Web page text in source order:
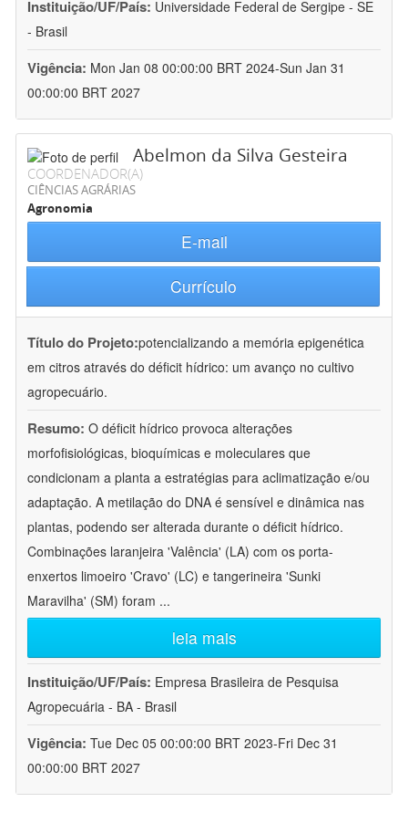
Instituição/UF/País: Universidade Federal de Sergipe - SE
- Brasil
Vigência: Mon Jan 08 00:00:00 BRT 2024-Sun Jan 31
00:00:00 BRT 2027
Abelmon da Silva Gesteira
COORDENADOR(A)
CIÊNCIAS AGRÁRIAS
Agronomia
E-mail
Currículo
Título do Projeto:potencializando a memória epigenética
em citros através do déficit hídrico: um avanço no cultivo
agropecuário.
Resumo: O déficit hídrico provoca alterações
morfofisiológicas, bioquímicas e moleculares que
condicionam a planta a estratégias para aclimatização e/ou
adaptação. A metilação do DNA é sensível e dinâmica nas
plantas, podendo ser alterada durante o déficit hídrico.
Combinações laranjeira 'Valência' (LA) com os porta-
enxertos limoeiro 'Cravo' (LC) e tangerineira 'Sunki
Maravilha' (SM) foram ...
leia mais
Instituição/UF/País: Empresa Brasileira de Pesquisa
Agropecuária - BA - Brasil
Vigência: Tue Dec 05 00:00:00 BRT 2023-Fri Dec 31
00:00:00 BRT 2027